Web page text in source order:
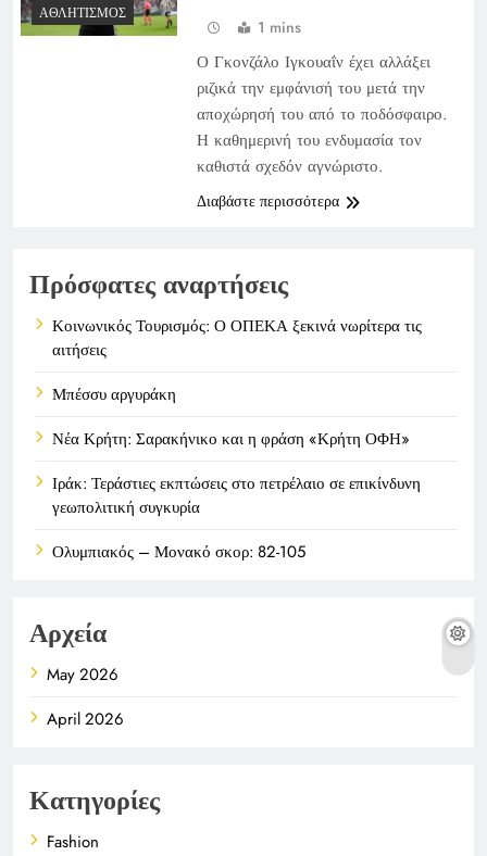
ΑΘΛΗΤΙΣΜΌΣ
1 mins
Ο Γκονζάλο Ιγκουαΐν έχει αλλάξει
ριζικά την εμφάνισή του μετά την
αποχώρησή του από το ποδόσφαιρο.
Η καθημερινή του ενδυμασία τον
καθιστά σχεδόν αγνώριστο.
Διαβάστε περισσότερα
Πρόσφατες αναρτήσεις
Κοινωνικός Τουρισμός: Ο ΟΠΕΚΑ ξεκινά νωρίτερα τις
αιτήσεις
Μπέσσυ αργυράκη
Νέα Κρήτη: Σαρακήνικο και η φράση «Κρήτη ΟΦΗ»
Ιράκ: Τεράστιες εκπτώσεις στο πετρέλαιο σε επικίνδυνη
γεωπολιτική συγκυρία
Ολυμπιακός – Μονακό σκορ: 82-105
Αρχεία
May 2026
April 2026
Κατηγορίες
Fashion